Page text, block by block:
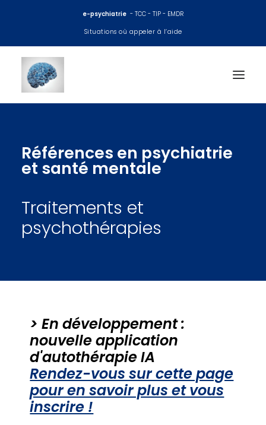
e-psychiatrie - TCC - TIP - EMDR
Situations où appeler à l’aide
Consultations psy
Thérapie interpersonnelle
Santé mentale
PROBLEMES PSY +++
Recherche
Références en psychiatrie
et santé mentale
Traitements et
psychothérapies
> En développement :
nouvelle application
d'autothérapie IA
Rendez-vous sur cette page
pour en savoir plus et vous
inscrire !